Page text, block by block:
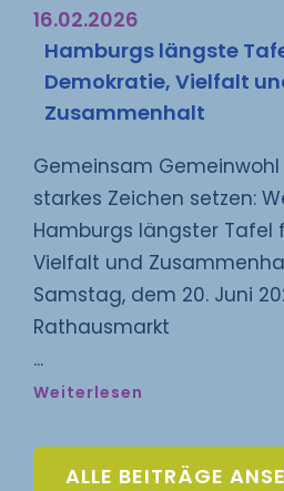
16.02.2026
Hamburgs längste
Demokratie, Vielfalt
Zusammenhalt
Gemeinsam
starkes Zeichen setzen:
Hamburgs längster Tafel
Vielfalt und
Samstag, dem 20. Juni
Rathausmarkt
Weiterlesen
ALLE BEITRÄGE